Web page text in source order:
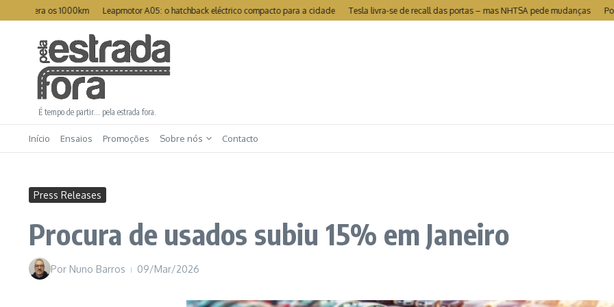
Ir para o conteúdo
os 1000km Leapmotor A05: o hatchback eléctrico compacto para a cidade Tesla livra-se de recall das portas – mas NHTSA pede mudanças Portugal
É tempo de partir… pela estrada fora.
Início Ensaios Promoções Sobre nós Contacto
Press Releases
Procura de usados subiu 15% em Janeiro
Por Nuno Barros 09/Mar/2026